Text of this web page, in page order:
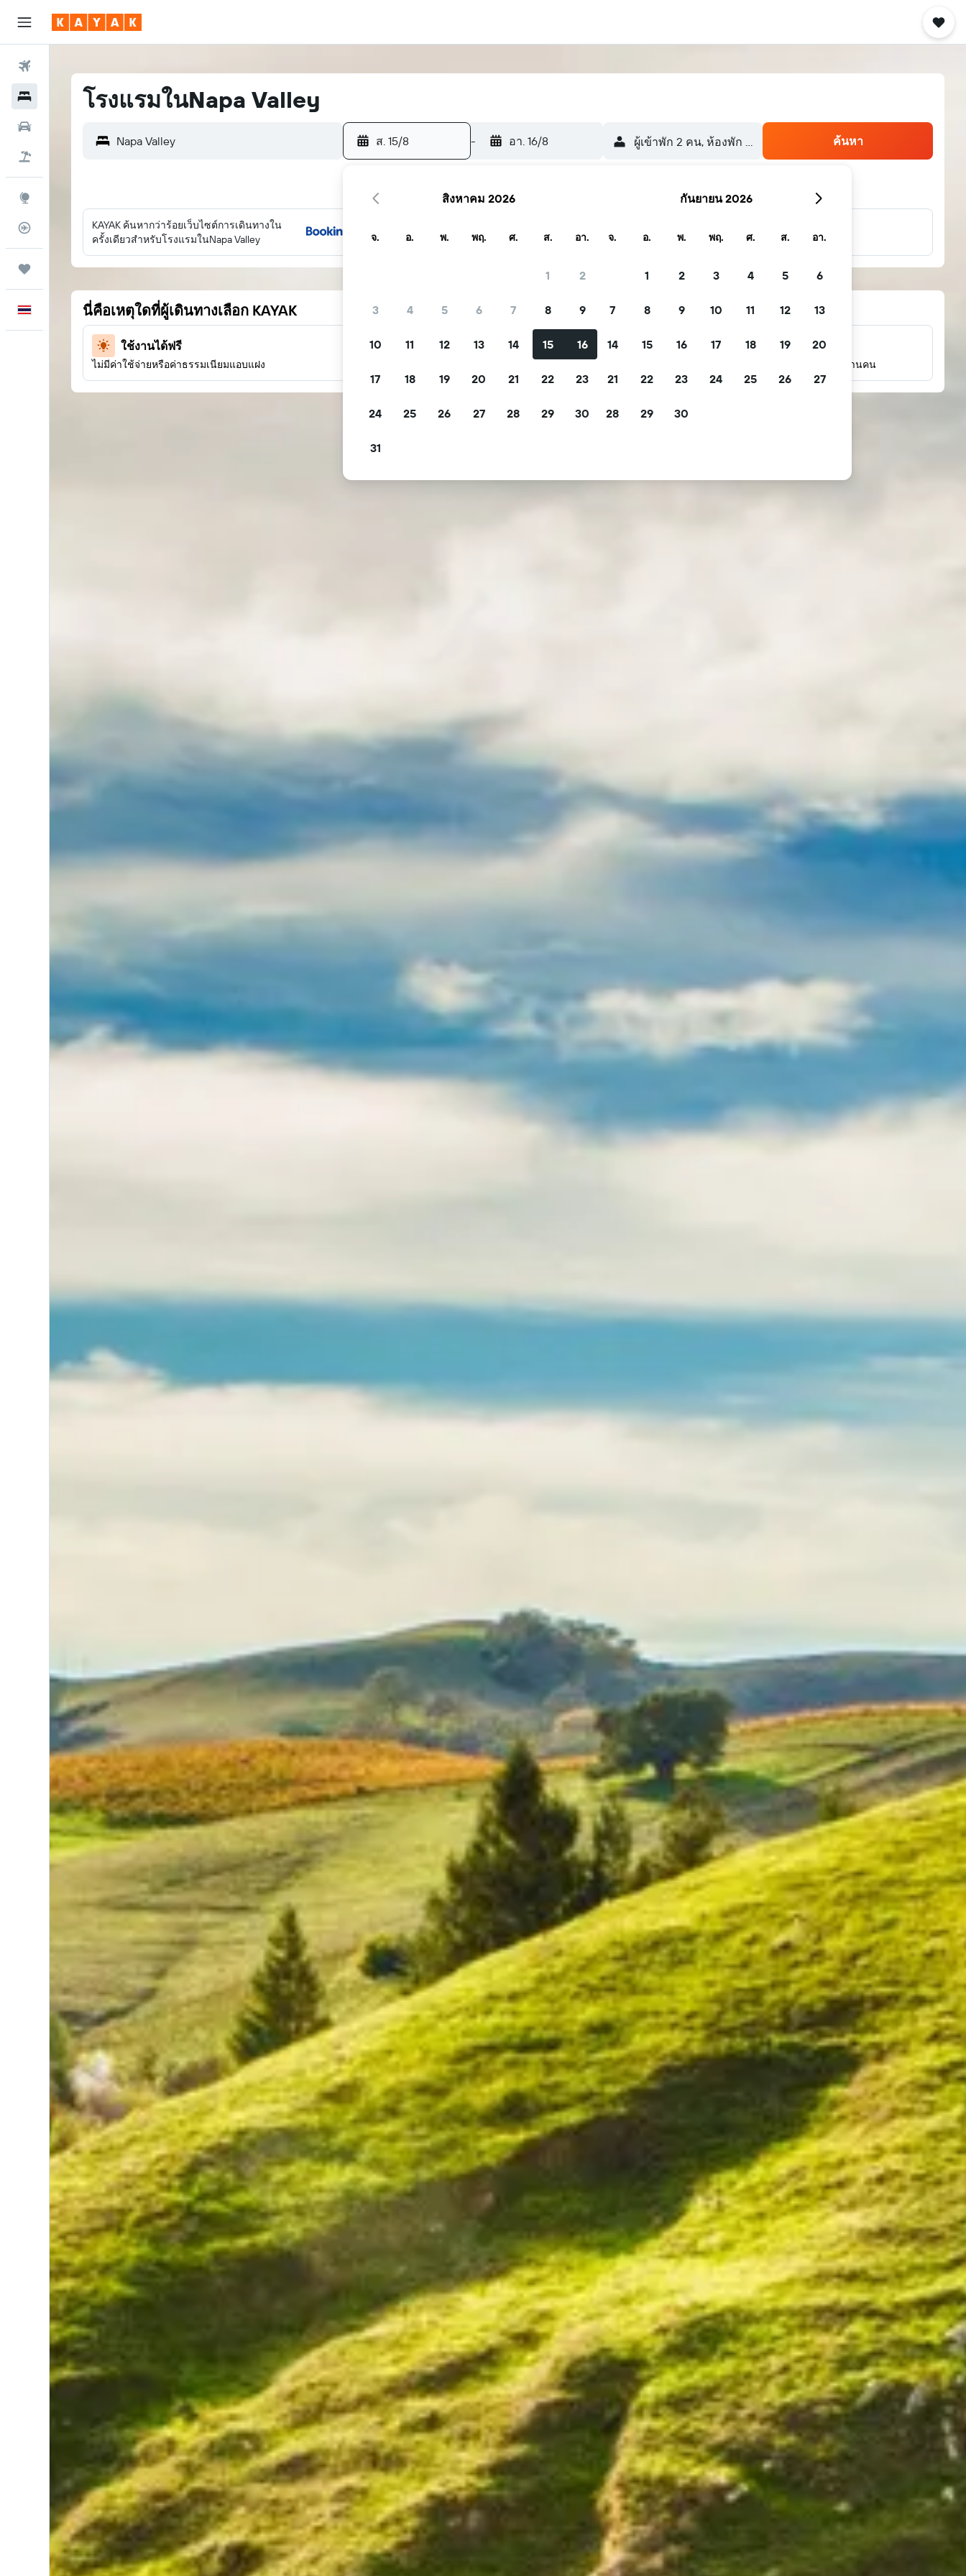
โรงแรม
ติดตามเที่ยวบิน
ภาษาไทย
โรงแรมในNapa Valley
ส. 15/8 - อา. 16/8 ผู้เข้าพัก 2 คน, ห้องพัก 1 ห้อง ค้นหา
KAYAK ค้นหากว่าร้อยเว็บไซต์การเดินทางใน
ครั้งเดียวสำหรับโรงแรมในNapa Valley
...และอีกมากมาย
นี่คือเหตุใดที่ผู้เดินทางเลือก KAYAK
ใช้งานได้ฟรี
ไม่มีค่าใช้จ่ายหรือค่าธรรมเนียมแอบแฝง
กรองข้อเสนอของคุณ รีวิวนับล้าน
เช็คคะแนนจากรีวิวของผู้เข้าพักจริงหลายล้านคน
สิงหาคม 2026
จ. อ. พ. พฤ. ศ. ส. อา.
1 2
3 4 5 6 7 8 9
10 11 12 13 14 15 16
17 18 19 20 21 22 23
24 25 26 27 28 29 30
31
กันยายน 2026
จ. อ. พ. พฤ. ศ. ส. อา.
1 2 3 4 5 6
7 8 9 10 11 12 13
14 15 16 17 18 19 20
21 22 23 24 25 26 27
28 29 30